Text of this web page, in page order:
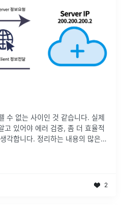
수 없는 사이인 것 같습니다. 실제
고 있어야 에러 검증, 좀 더 효율적
각합니다. 정리하는 내용의 많은
2